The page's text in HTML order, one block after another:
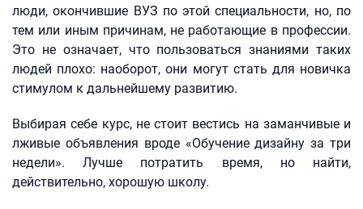
люди, окончившие ВУЗ по этой специальности, но, по
тем или иным причинам, не работающие в профессии.
Это не означает, что пользоваться знаниями таких
людей плохо: наоборот, они могут стать для новичка
стимулом к дальнейшему развитию.
Выбирая себе курс, не стоит вестись на заманчивые и
лживые объявления вроде «Обучение дизайну за три
недели». Лучше потратить время, но найти,
действительно, хорошую школу.